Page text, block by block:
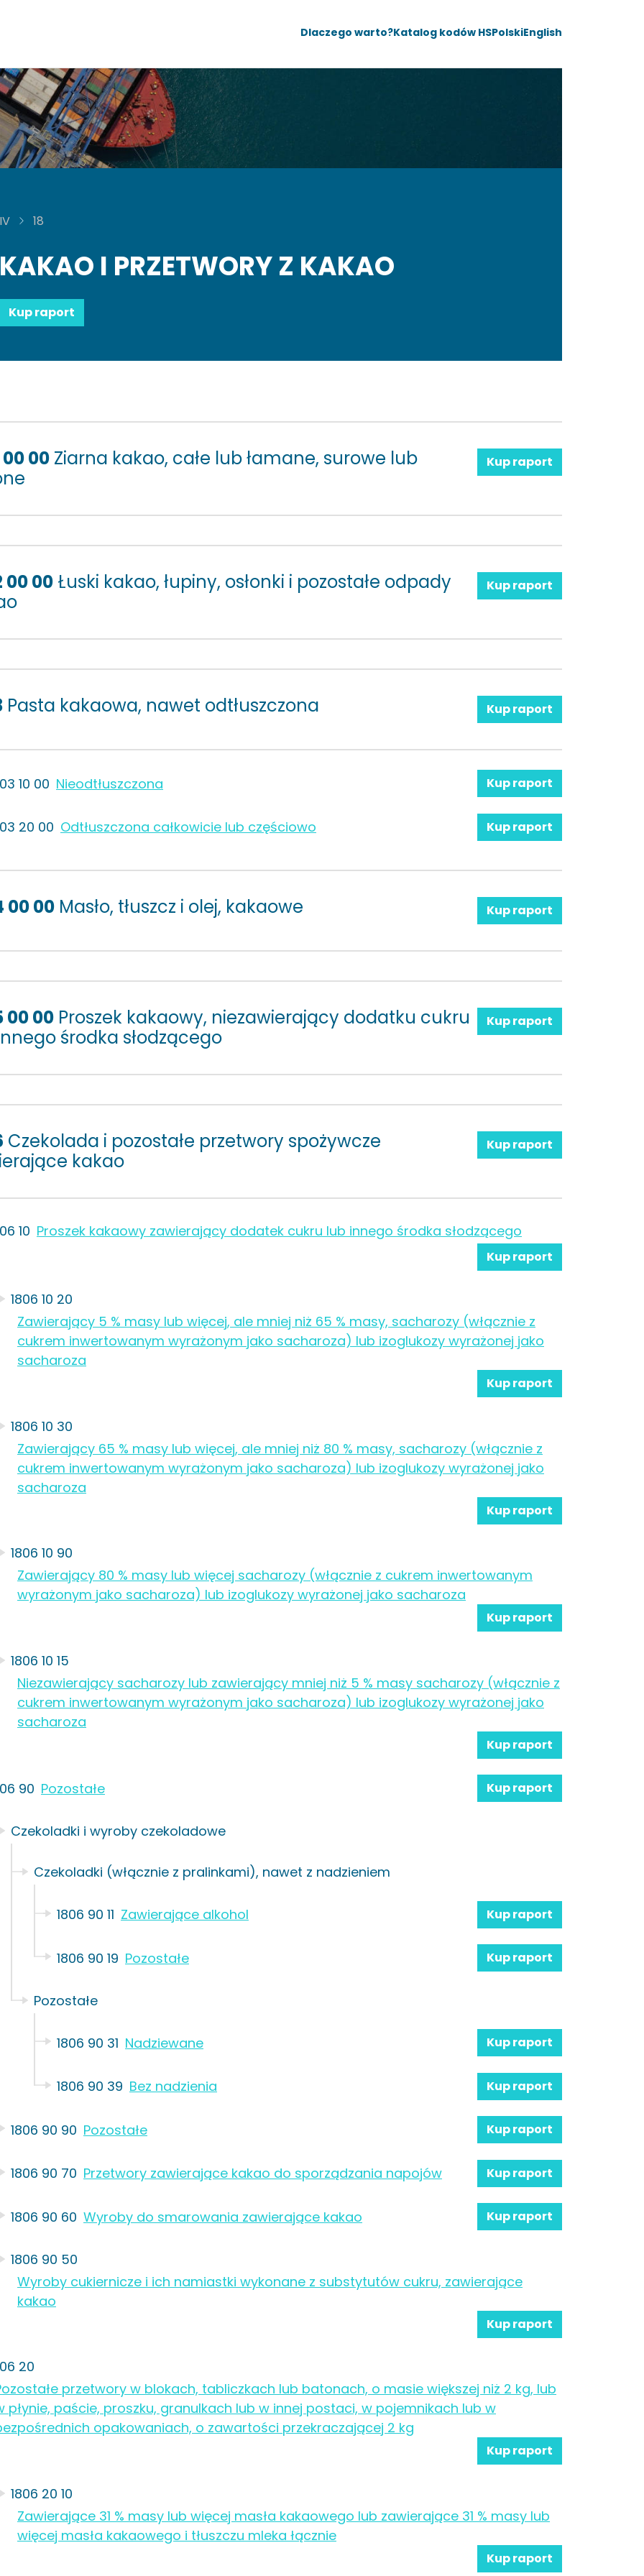
Dlaczego warto?Katalog kodów HSPolskiEnglish
IV 18
KAKAO I PRZETWORY Z KAKAO
Kup raport
00 00 Ziarna kakao, całe lub łamane, surowe lub
Kup raport
00 00 Łuski kakao, łupiny, osłonki i pozostałe odpady
Kup raport
Pasta kakaowa, nawet odtłuszczona Kup raport
10 00 Nieodtłuszczona Kup raport
20 00 Odtłuszczona całkowicie lub częściowo Kup raport
00 00 Masło, tłuszcz i olej, kakaowe Kup raport
00 00 Proszek kakaowy, niezawierający dodatku cukru
środka słodzącego
Kup raport
Czekolada i pozostałe przetwory spożywcze
kakao
Kup raport
10 Proszek kakaowy zawierający dodatek cukru lub innego środka słodzącego
Kup raport
1806 10 20
Zawierający 5 % masy lub więcej, ale mniej niż 65 % masy, sacharozy (włącznie z
cukrem inwertowanym wyrażonym jako sacharoza) lub izoglukozy wyrażonej jako
sacharoza
Kup raport
1806 10 30
Zawierający 65 % masy lub więcej, ale mniej niż 80 % masy, sacharozy (włącznie z
cukrem inwertowanym wyrażonym jako sacharoza) lub izoglukozy wyrażonej jako
sacharoza
Kup raport
1806 10 90
Zawierający 80 % masy lub więcej sacharozy (włącznie z cukrem inwertowanym
wyrażonym jako sacharoza) lub izoglukozy wyrażonej jako sacharoza
Kup raport
1806 10 15
Niezawierający sacharozy lub zawierający mniej niż 5 % masy sacharozy (włącznie z
cukrem inwertowanym wyrażonym jako sacharoza) lub izoglukozy wyrażonej jako
sacharoza
Kup raport
90 Pozostałe Kup raport
Czekoladki i wyroby czekoladowe
Czekoladki (włącznie z pralinkami), nawet z nadzieniem
1806 90 11 Zawierające alkohol Kup raport
1806 90 19 Pozostałe Kup raport
Pozostałe
1806 90 31 Nadziewane Kup raport
1806 90 39 Bez nadzienia Kup raport
1806 90 90 Pozostałe Kup raport
1806 90 70 Przetwory zawierające kakao do sporządzania napojów Kup raport
1806 90 60 Wyroby do smarowania zawierające kakao Kup raport
1806 90 50
Wyroby cukiernicze i ich namiastki wykonane z substytutów cukru, zawierające
kakao
Kup raport
20
przetwory w blokach, tabliczkach lub batonach, o masie większej niż 2 kg, lub
płynie, paście, proszku, granulkach lub w innej postaci, w pojemnikach lub w
opakowaniach, o zawartości przekraczającej 2 kg
Kup raport
1806 20 10
Zawierające 31 % masy lub więcej masła kakaowego lub zawierające 31 % masy lub
więcej masła kakaowego i tłuszczu mleka łącznie
Kup raport